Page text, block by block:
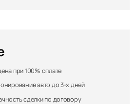
при 100% оплате
авто до 3-х дней
сделки по договору